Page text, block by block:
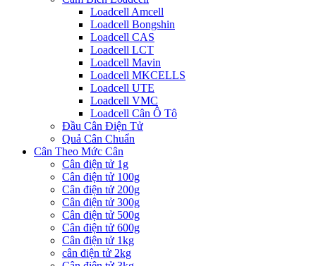
Loadcell Amcell
Loadcell Bongshin
Loadcell CAS
Loadcell LCT
Loadcell Mavin
Loadcell MKCELLS
Loadcell UTE
Loadcell VMC
Loadcell Cân Ô Tô
Đầu Cân Điện Tử
Quả Cân Chuẩn
Cân Theo Mức Cân
Cân điện tử 1g
Cân điện tử 100g
Cân điện tử 200g
Cân điện tử 300g
Cân điện tử 500g
Cân điện tử 600g
Cân điện tử 1kg
cân điện tử 2kg